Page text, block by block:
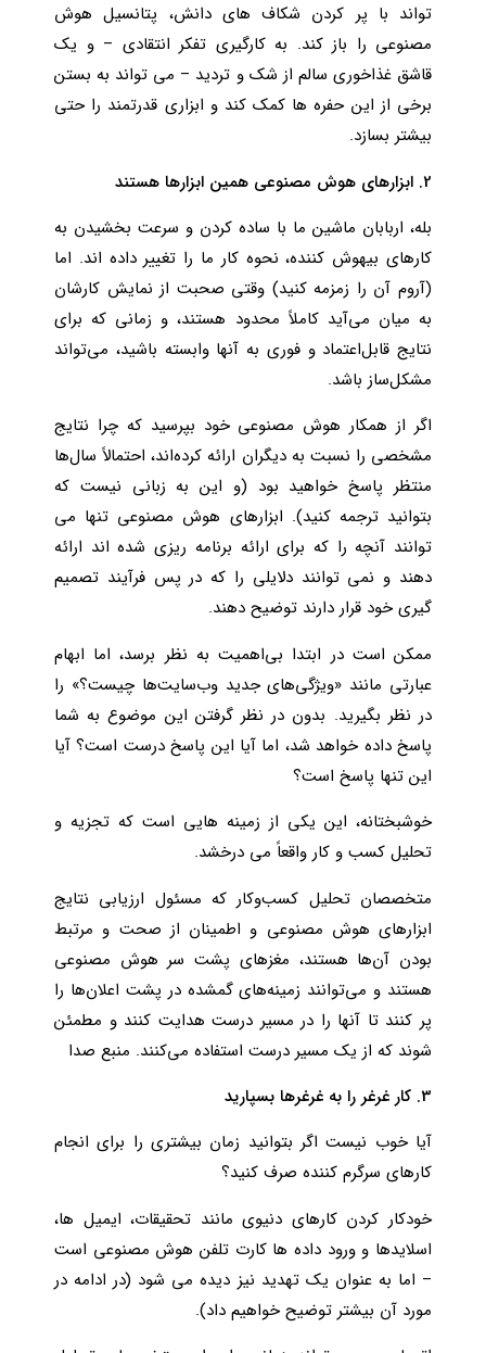
تواند با پر کردن شکاف های دانش، پتانسیل هوش
مصنوعی را باز کند. به کارگیری تفکر انتقادی – و یک
قاشق غذاخوری سالم از شک و تردید – می تواند به بستن
برخی از این حفره ها کمک کند و ابزاری قدرتمند را حتی
بیشتر بسازد.
بله، اربابان ماشین ما با ساده کردن و سرعت بخشیدن به
کارهای بیهوش کننده، نحوه کار ما را تغییر داده اند. اما
(آروم آن را زمزمه کنید) وقتی صحبت از نمایش کارشان
به میان می‌آید کاملاً محدود هستند، و زمانی که برای
نتایج قابل‌اعتماد و فوری به آنها وابسته باشید، می‌تواند
مشکل‌ساز باشد.
اگر از همکار هوش مصنوعی خود بپرسید که چرا نتایج
مشخصی را نسبت به دیگران ارائه کرده‌اند، احتمالاً سال‌ها
منتظر پاسخ خواهید بود (و این به زبانی نیست که
بتوانید ترجمه کنید). ابزارهای هوش مصنوعی تنها می
توانند آنچه را که برای ارائه برنامه ریزی شده اند ارائه
دهند و نمی توانند دلایلی را که در پس فرآیند تصمیم
گیری خود قرار دارند توضیح دهند.
ممکن است در ابتدا بی‌اهمیت به نظر برسد، اما ابهام
عبارتی مانند «ویژگی‌های جدید وب‌سایت‌ها چیست؟» را
در نظر بگیرید. بدون در نظر گرفتن این موضوع به شما
پاسخ داده خواهد شد، اما آیا این پاسخ درست است؟ آیا
این تنها پاسخ است؟
خوشبختانه، این یکی از زمینه هایی است که تجزیه و
تحلیل کسب و کار واقعاً می درخشد.
متخصصان تحلیل کسب‌وکار که مسئول ارزیابی نتایج
ابزارهای هوش مصنوعی و اطمینان از صحت و مرتبط
بودن آن‌ها هستند، مغزهای پشت سر هوش مصنوعی
هستند و می‌توانند زمینه‌های گمشده در پشت اعلان‌ها را
پر کنند تا آنها را در مسیر درست هدایت کنند و مطمئن
شوند که از یک مسیر درست استفاده می‌کنند. منبع صدا
آیا خوب نیست اگر بتوانید زمان بیشتری را برای انجام
کارهای سرگرم کننده صرف کنید؟
خودکار کردن کارهای دنیوی مانند تحقیقات، ایمیل ها،
اسلایدها و ورود داده ها کارت تلفن هوش مصنوعی است
– اما به عنوان یک تهدید نیز دیده می شود (در ادامه در
مورد آن بیشتر توضیح خواهیم داد).